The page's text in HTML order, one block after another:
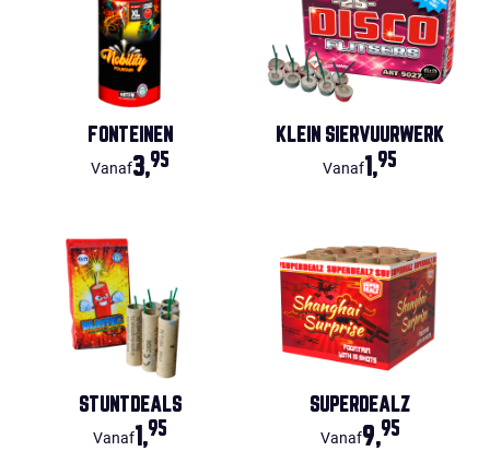
FONTEINEN
Vanaf3,95
KLEIN SIERVUURWERK
Vanaf1,95
STUNTDEALS
Vanaf1,95
SUPERDEALZ
Vanaf9,95